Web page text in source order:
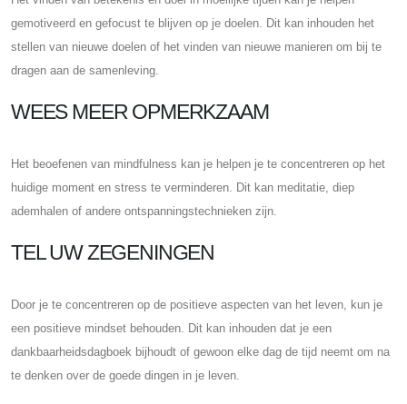
gemotiveerd en gefocust te blijven op je doelen. Dit kan inhouden het
stellen van nieuwe doelen of het vinden van nieuwe manieren om bij te
dragen aan de samenleving.
WEES MEER OPMERKZAAM
Het beoefenen van mindfulness kan je helpen je te concentreren op het
huidige moment en stress te verminderen. Dit kan meditatie, diep
ademhalen of andere ontspanningstechnieken zijn.
TEL UW ZEGENINGEN
Door je te concentreren op de positieve aspecten van het leven, kun je
een positieve mindset behouden. Dit kan inhouden dat je een
dankbaarheidsdagboek bijhoudt of gewoon elke dag de tijd neemt om na
te denken over de goede dingen in je leven.